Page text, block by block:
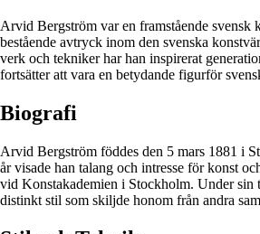
Arvid Bergström var en framstående svensk
bestående avtryck inom den svenska
verk och tekniker har han inspirerat
fortsätter att vara en betydande figurför
Biografi
Arvid Bergström föddes den 5 mars 1881 i
år visade han talang och intresse för konst
vid Konstakademien i Stockholm. Under sin
distinkt stil som skiljde honom från andra